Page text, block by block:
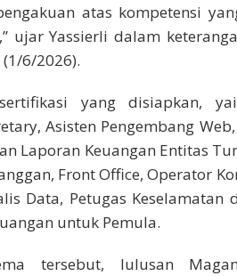
atas kompetensi
ujar Yassierli dalam
6/2026).
yang disiapkan,
Asisten Pengembang
Laporan Keuangan Entitas
Front Office, Operator
Data, Petugas Keselamatan
untuk Pemula.
tersebut, lulusan